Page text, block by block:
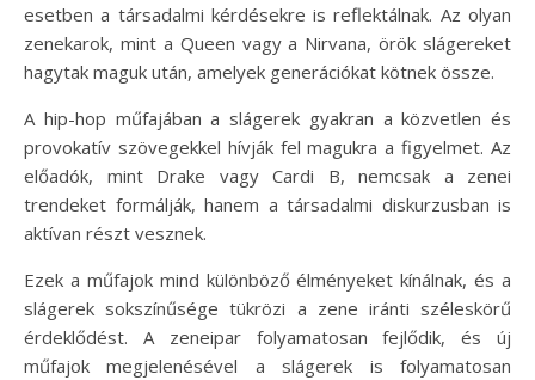
esetben a társadalmi kérdésekre is reflektálnak. Az olyan
zenekarok, mint a Queen vagy a Nirvana, örök slágereket
hagytak maguk után, amelyek generációkat kötnek össze.
A hip-hop műfajában a slágerek gyakran a közvetlen és
provokatív szövegekkel hívják fel magukra a figyelmet. Az
előadók, mint Drake vagy Cardi B, nemcsak a zenei
trendeket formálják, hanem a társadalmi diskurzusban is
aktívan részt vesznek.
Ezek a műfajok mind különböző élményeket kínálnak, és a
slágerek sokszínűsége tükrözi a zene iránti széleskörű
érdeklődést. A zeneipar folyamatosan fejlődik, és új
műfajok megjelenésével a slágerek is folyamatosan